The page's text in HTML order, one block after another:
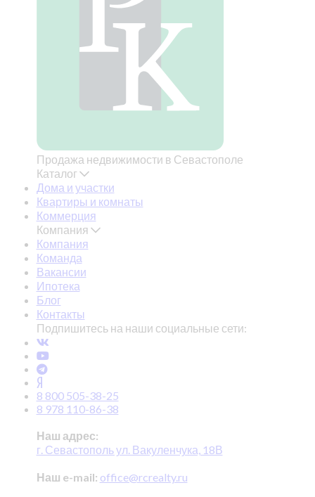
Продажа недвижимости в Севастополе
Каталог
Дома и участки
Квартиры и комнаты
Коммерция
Компания
Компания
Команда
Вакансии
Ипотека
Блог
Контакты
Подпишитесь на наши социальные сети:
8 800 505-38-25
8 978 110-86-38
Наш адрес:
г. Севастополь ул. Вакуленчука, 18В
Наш e-mail: office@rcrealty.ru